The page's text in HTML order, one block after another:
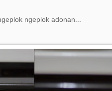
ngeplok adonan...